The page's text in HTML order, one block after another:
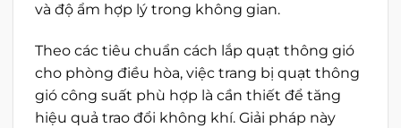
và độ ẩm hợp lý trong không gian.
Theo các tiêu chuẩn cách lắp quạt thông gió
cho phòng điều hòa, việc trang bị quạt thông
gió công suất phù hợp là cần thiết để tăng
hiệu quả trao đổi không khí. Giải pháp này